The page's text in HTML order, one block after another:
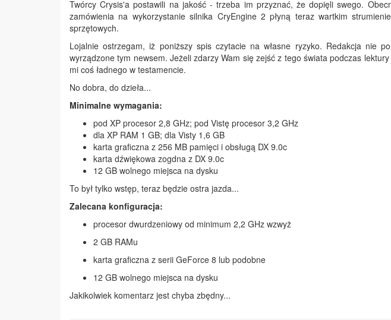
Twórcy Crysis'a postawili na jakość - trzeba im przyznać, że dopięli swego.
zamówienia na wykorzystanie silnika CryEngine 2 płyną teraz wartkim
sprzętowych.
Lojalnie ostrzegam, iż poniższy spis czytacie na własne ryzyko. Redakcja nie
wyrządzone tym newsem. Jeżeli zdarzy Wam się zejść z tego świata podczas
mi coś ładnego w testamencie.
No dobra, do dzieła...
Minimalne wymagania:
pod XP procesor 2,8 GHz; pod Vistę procesor 3,2 GHz
dla XP RAM 1 GB; dla Visty 1,6 GB
karta graficzna z 256 MB pamięci i obsługą DX 9.0c
karta dźwiękowa zogdna z DX 9.0c
12 GB wolnego miejsca na dysku
To był tylko wstęp, teraz będzie ostra jazda...
Zalecana konfiguracja:
procesor dwurdzeniowy od minimum 2,2 GHz wzwyż
2 GB RAMu
karta graficzna z serii GeForce 8 lub podobne
12 GB wolnego miejsca na dysku
Jakikolwiek komentarz jest chyba zbędny...